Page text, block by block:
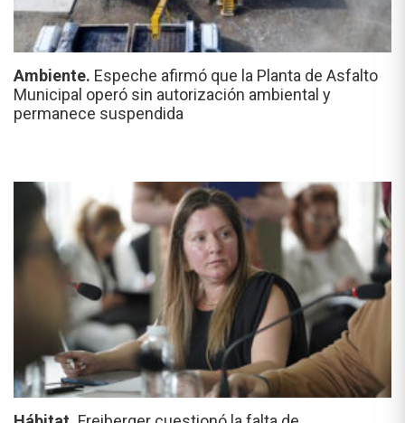
Ambiente. Espeche afirmó que la Planta de Asfalto
Municipal operó sin autorización ambiental y
permanece suspendida